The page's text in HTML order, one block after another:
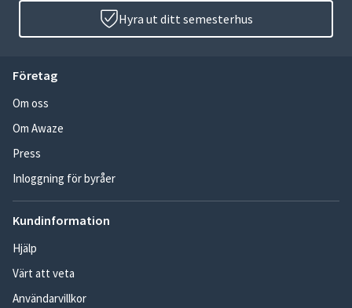
Hyra ut ditt semesterhus
Företag
Om oss
Om Awaze
Press
Inloggning för byråer
Kundinformation
Hjälp
Värt att veta
Användarvillkor